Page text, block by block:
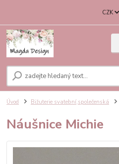
CZK
Úvod Bižuterie svatební,společenská
Náušnice Michie